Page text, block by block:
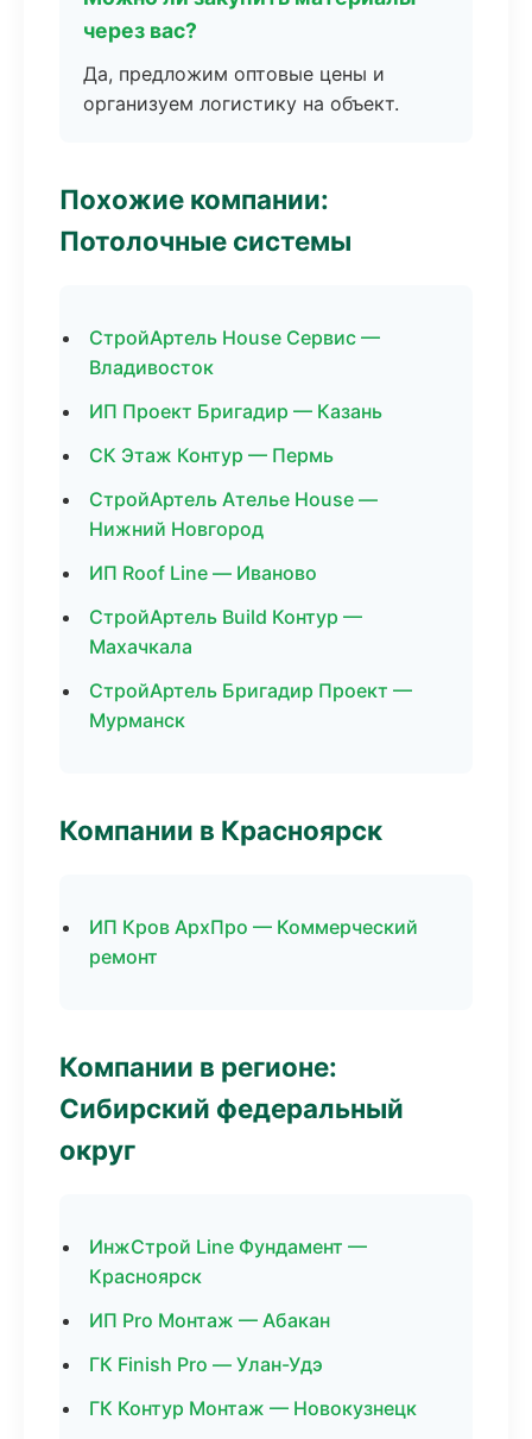
через вас?
Да, предложим оптовые цены и
организуем логистику на объект.
Похожие компании:
Потолочные системы
СтройАртель House Сервис —
Владивосток
ИП Проект Бригадир — Казань
СК Этаж Контур — Пермь
СтройАртель Ателье House —
Нижний Новгород
ИП Roof Line — Иваново
СтройАртель Build Контур —
Махачкала
СтройАртель Бригадир Проект —
Мурманск
Компании в Красноярск
ИП Кров АрхПро — Коммерческий
ремонт
Компании в регионе:
Сибирский федеральный
округ
ИнжСтрой Line Фундамент —
Красноярск
ИП Pro Монтаж — Абакан
ГК Finish Pro — Улан-Удэ
ГК Контур Монтаж — Новокузнецк